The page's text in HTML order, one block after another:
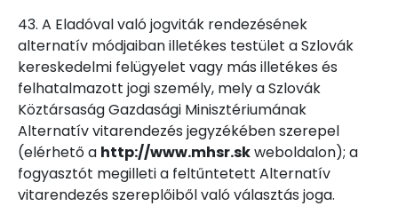
43. A Eladóval való jogviták rendezésének
alternatív módjaiban illetékes testület a Szlovák
kereskedelmi felügyelet vagy más illetékes és
felhatalmazott jogi személy, mely a Szlovák
Köztársaság Gazdasági Minisztériumának
Alternatív vitarendezés jegyzékében szerepel
(elérhető a http://www.mhsr.skweboldalon); a
fogyasztót megilleti a feltűntetett Alternatív
vitarendezés szereplőiből való választás joga.